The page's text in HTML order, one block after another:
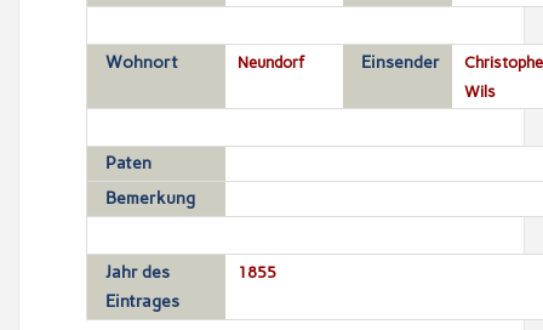
Wohnort Neundorf Einsender
Wils
Paten
Bemerkung
Jahr des
Eintrages
1855